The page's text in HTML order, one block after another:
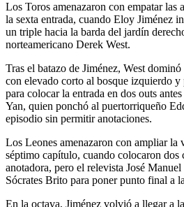
Los Toros amenazaron con empatar las
la sexta entrada, cuando Eloy Jiménez
un triple hacia la barda del jardín
norteamericano Derek West.
Tras el batazo de Jiménez, West
con elevado corto al bosque izquierdo
para colocar la entrada en dos outs
Yan, quien ponchó al puertorriqueño
episodio sin permitir anotaciones.
Los Leones amenazaron con ampliar la
séptimo capítulo, cuando colocaron dos
anotadora, pero el relevista José
Sócrates Brito para poner punto final a
En la octava, Jiménez volvió a llegar a